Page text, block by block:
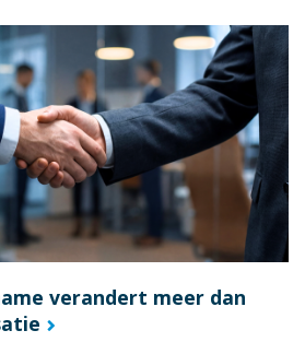
verandert meer dan